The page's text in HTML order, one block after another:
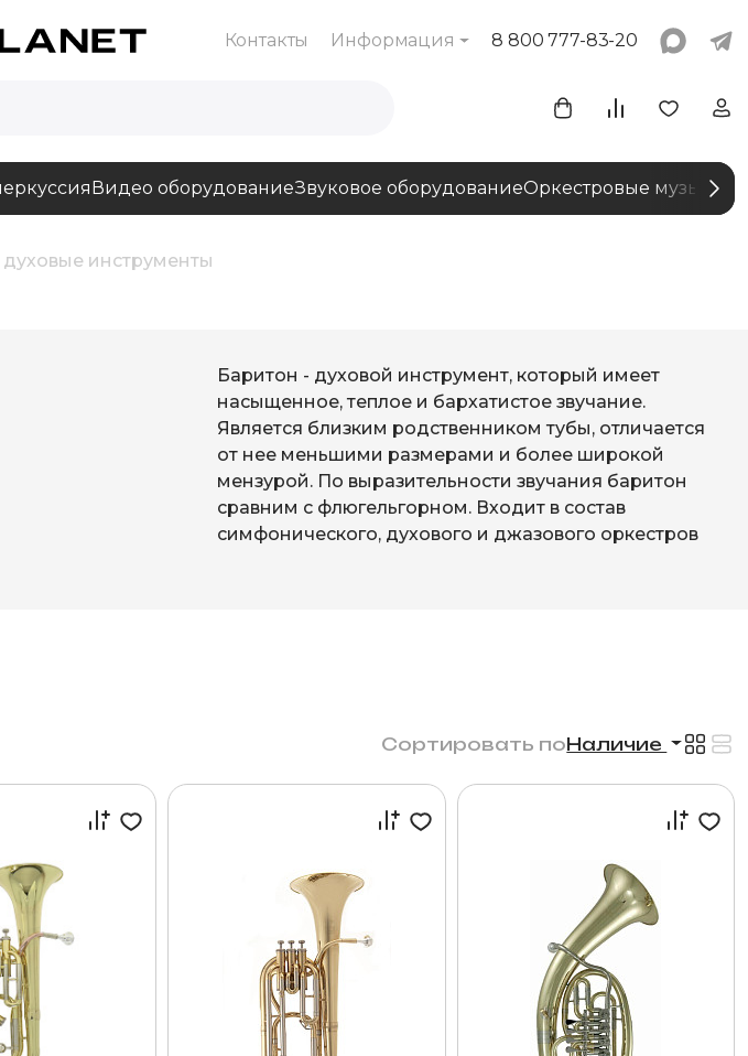
Контакты Информация 8 800 777-83-20
Видео оборудованиеЗвуковое оборудованиеОркестровые
инструменты
Баритон - духовой инструмент, который имеет
насыщенное, теплое и бархатистое звучание.
Является близким родственником тубы, отличается
от нее меньшими размерами и более широкой
мензурой. По выразительности звучания баритон
сравним с флюгельгорном. Входит в состав
симфонического, духового и джазового оркестров
Сортировать поНаличие